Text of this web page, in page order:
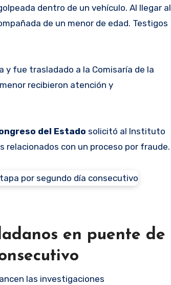
dentro de un vehículo. Al llegar al
de un menor de edad. Testigos
y fue trasladado a la Comisaría de la
recibieron atención y
del Estado solicitó al Instituto
con un proceso por fraude.
en puente de
las investigaciones